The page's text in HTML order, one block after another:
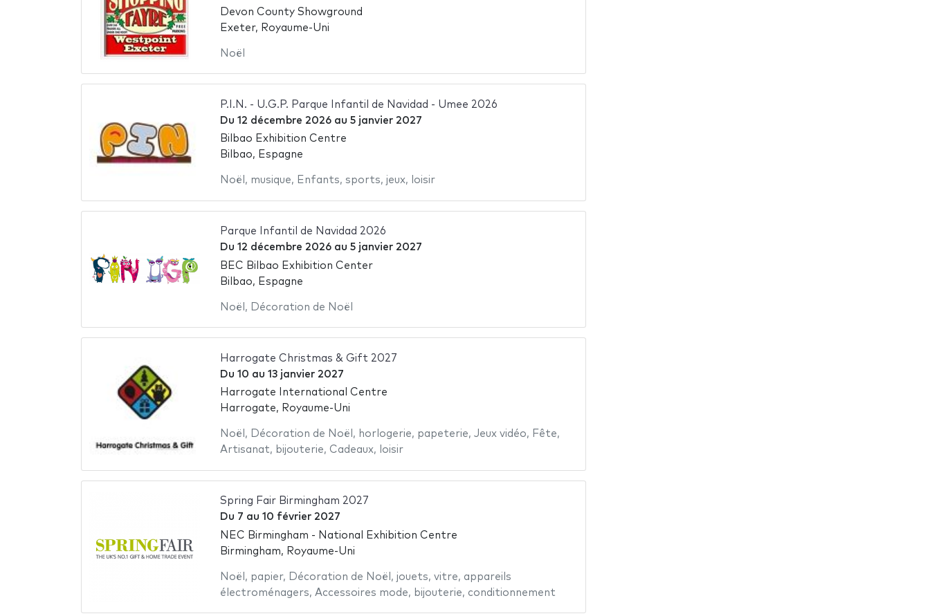
Devon County Showground
Exeter, Royaume-Uni
Noël
P.I.N. - U.G.P. Parque Infantil de Navidad - Umee 2026
Du 12 décembre 2026au 5 janvier 2027
Bilbao Exhibition Centre
Bilbao, Espagne
Noël , musique, Enfants, sports, jeux, loisir
Parque Infantil de Navidad 2026
Du 12 décembre 2026au 5 janvier 2027
BEC Bilbao Exhibition Center
Bilbao, Espagne
Noël , Décoration de Noël
Harrogate Christmas & Gift 2027
Du 10 au 13 janvier 2027
Harrogate International Centre
Harrogate, Royaume-Uni
Noël , Décoration de Noël , horlogerie, papeterie, Jeux vidéo, Fête,
Artisanat, bijouterie, Cadeaux, loisir
Spring Fair Birmingham 2027
Du 7 au 10 février 2027
NEC Birmingham - National Exhibition Centre
Birmingham, Royaume-Uni
Noël , papier, Décoration de Noël , jouets, vitre, appareils
électroménagers, Accessoires mode, bijouterie, conditionnement